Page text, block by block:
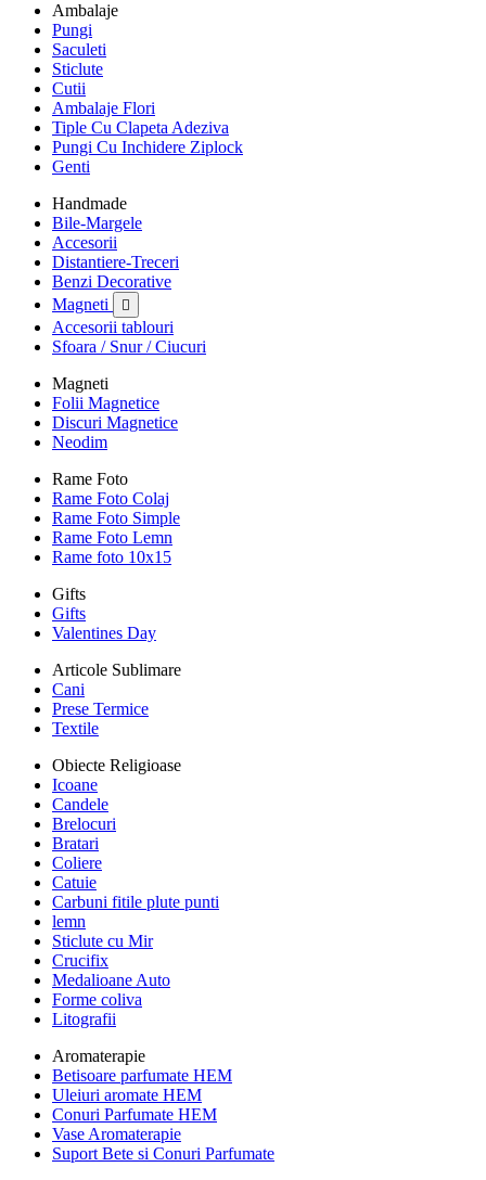
Ambalaje
Pungi
Saculeti
Sticlute
Cutii
Ambalaje Flori
Tiple Cu Clapeta Adeziva
Pungi Cu Inchidere Ziplock
Genti
Handmade
Bile-Margele
Accesorii
Distantiere-Treceri
Benzi Decorative
Magneti

Accesorii tablouri
Sfoara / Snur / Ciucuri
Magneti
Folii Magnetice
Discuri Magnetice
Neodim
Rame Foto
Rame Foto Colaj
Rame Foto Simple
Rame Foto Lemn
Rame foto 10x15
Gifts
Gifts
Valentines Day
Articole Sublimare
Cani
Prese Termice
Textile
Obiecte Religioase
Icoane
Candele
Brelocuri
Bratari
Coliere
Catuie
Carbuni fitile plute punti
lemn
Sticlute cu Mir
Crucifix
Medalioane Auto
Forme coliva
Litografii
Aromaterapie
Betisoare parfumate HEM
Uleiuri aromate HEM
Conuri Parfumate HEM
Vase Aromaterapie
Suport Bete si Conuri Parfumate